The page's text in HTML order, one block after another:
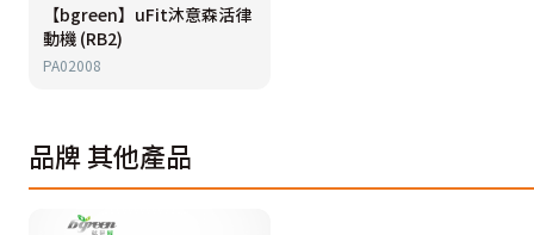
【bgreen】uFit沐意森活律
動機 (RB2)
PA02008
品牌其他產品